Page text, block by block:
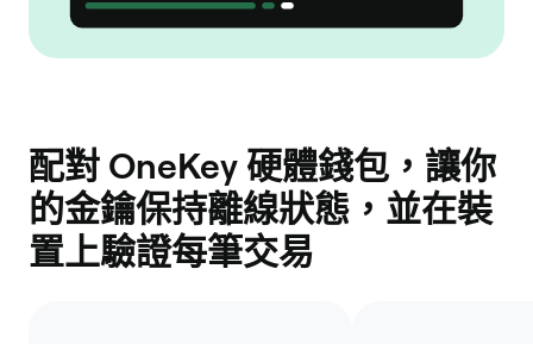
配對 OneKey 硬體錢包，讓你
的金鑰保持離線狀態，並在裝
置上驗證每筆交易